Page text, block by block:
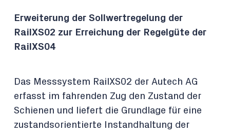
Erweiterung der Sollwertregelung der
RailXS02 zur Erreichung der Regelgüte der
RailXS04
Das Messsystem RailXS02 der Autech AG
erfasst im fahrenden Zug den Zustand der
Schienen und liefert die Grundlage für eine
zustandsorientierte Instandhaltung der